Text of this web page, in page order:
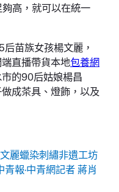
高，就可以在統一
苗族女孩楊文麗，
直播帶貨本地包養網
的90后姑娘楊昌
成茶具、燈飾，以及
文麗蠟染刺繡非遺工坊
報·中青網記者 蔣肖